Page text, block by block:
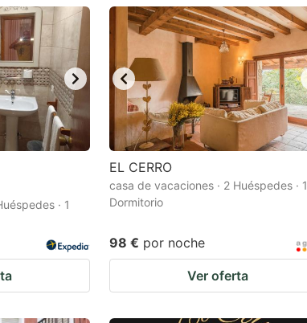
· 1
EL CERRO
casa de vacaciones · 2 Huéspedes · 1
Dormitorio
98 € por noche
Ver oferta